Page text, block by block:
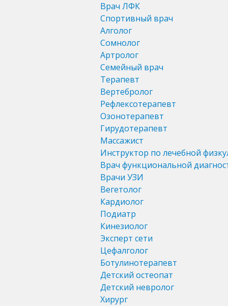
Врач ЛФК
Спортивный врач
Алголог
Сомнолог
Артролог
Семейный врач
Терапевт
Вертебролог
Рефлексотерапевт
Озонотерапевт
Гирудотерапевт
Массажист
Инструктор по лечебной
Врач функциональной
Врачи УЗИ
Вегетолог
Кардиолог
Подиатр
Кинезиолог
Эксперт сети
Цефалголог
Ботулинотерапевт
Детский остеопат
Детский невролог
Хирург